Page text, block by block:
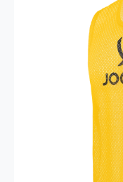
(33%)-
(36%)-
(38%) -